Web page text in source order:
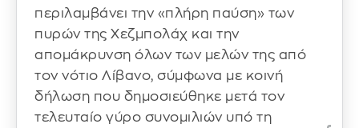
περιλαμβάνει την «πλήρη παύση» των
πυρών της Χεζμπολάχ και την
απομάκρυνση όλων των μελών της από
τον νότιο Λίβανο, σύμφωνα με κοινή
δήλωση που δημοσιεύθηκε μετά τον
τελευταίο γύρο συνομιλιών υπό τη